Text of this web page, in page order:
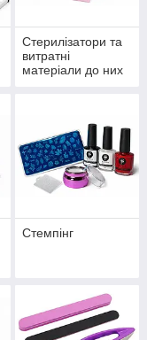
Стерилізатори та
витратні
матеріали до них
Стемпінг